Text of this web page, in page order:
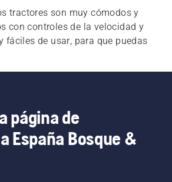
tractores son muy cómodos y
con controles de la velocidad y
fáciles de usar, para que puedas
de compra de tractores para
página de
España Bosque &